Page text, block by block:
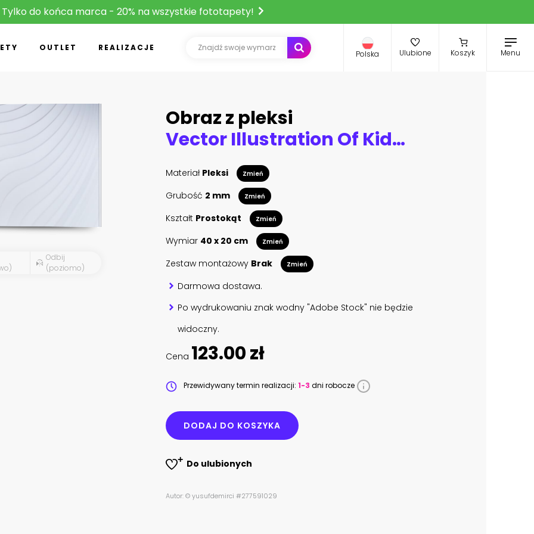
Tylko do końca marca - 20% na wszystkie fototapety!
OUTLET REALIZACJE
Polska Ulubione Koszyk Menu
Odbij
(poziomo)
Obraz z pleksi
Vector Illustration Of Kids Landscape
Materiał Pleksi Zmień
Grubość 2 mm Zmień
Kształt Prostokąt Zmień
Wymiar 40 x 20 cm Zmień
Zestaw montażowy Brak Zmień
Darmowa dostawa.
Po wydrukowaniu znak wodny "Adobe Stock" nie będzie
widoczny.
Cena 123.00 zł
Przewidywany termin realizacji: 1-3 dni robocze
DODAJ DO KOSZYKA
Do ulubionych
Autor: © yusufdemirci #277591029